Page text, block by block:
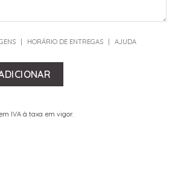
| HORÁRIO DE ENTREGAS | AJUDA
BOTANIC BOX
IVA à taxa em vigor.